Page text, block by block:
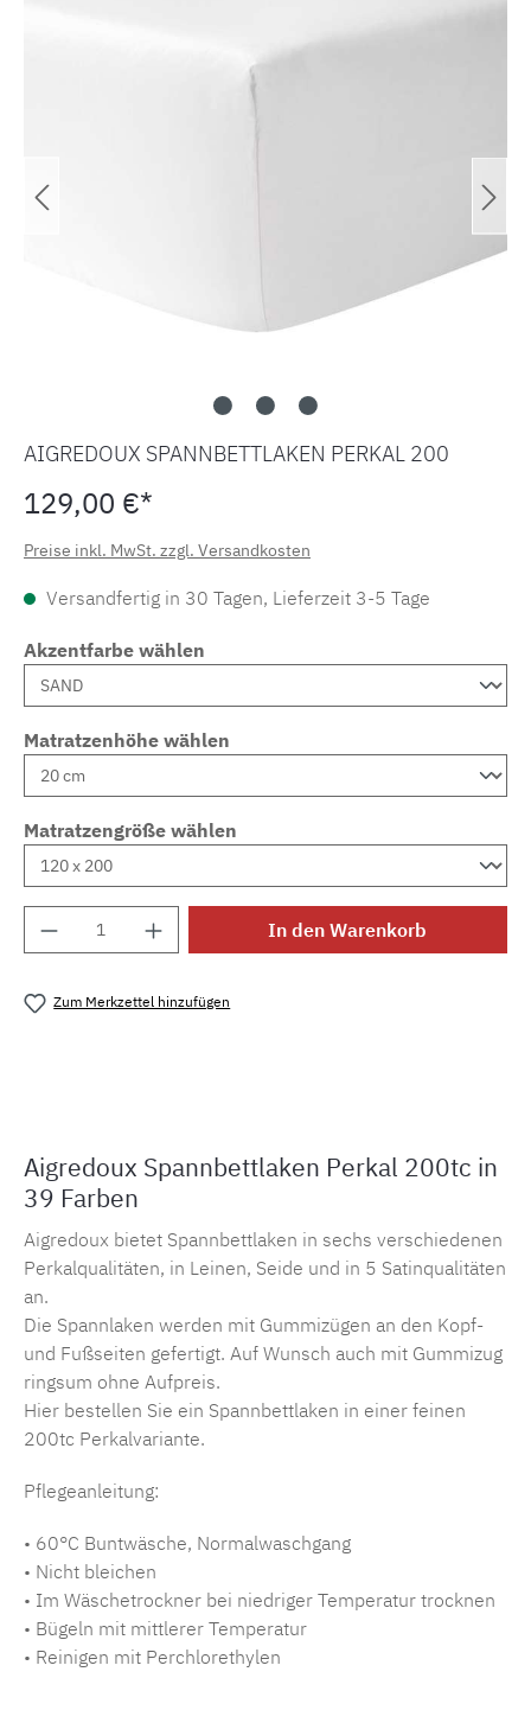
AIGREDOUX SPANNBETTLAKEN PERKAL 200
129,00 €*
Preise inkl. MwSt. zzgl. Versandkosten
Versandfertig in 30 Tagen, Lieferzeit 3-5 Tage
Akzentfarbe wählen
Matratzenhöhe wählen
Matratzengröße wählen
Produkt Anzahl: Gib den gewünschten
In den Warenkorb
Zum Merkzettel hinzufügen
Aigredoux Spannbettlaken Perkal 200tc in
39 Farben
Aigredoux bietet Spannbettlaken in sechs verschiedenen
Perkalqualitäten, in Leinen, Seide und in 5 Satinqualitäten
an.
Die Spannlaken werden mit Gummizügen an den Kopf-
und Fußseiten gefertigt. Auf Wunsch auch mit Gummizug
ringsum ohne Aufpreis.
Hier bestellen Sie ein Spannbettlaken in einer feinen
200tc Perkalvariante.
Pflegeanleitung:
• 60°C Buntwäsche, Normalwaschgang
• Nicht bleichen
• Im Wäschetrockner bei niedriger Temperatur trocknen
• Bügeln mit mittlerer Temperatur
• Reinigen mit Perchlorethylen